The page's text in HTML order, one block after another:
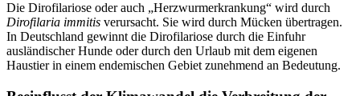
Die Dirofilariose oder auch „Herzwurmerkrankung“ wird durch
Dirofilaria immitis verursacht. Sie wird durch Mücken übertragen.
In Deutschland gewinnt die Dirofilariose durch die Einfuhr
ausländischer Hunde oder durch den Urlaub mit dem eigenen
Haustier in einem endemischen Gebiet zunehmend an Bedeutung.